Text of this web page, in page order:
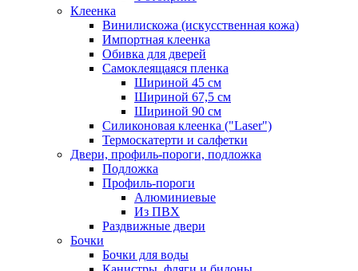
Клеенка
Винилискожа (искусственная кожа)
Импортная клеенка
Обивка для дверей
Самоклеящаяся пленка
Шириной 45 см
Шириной 67,5 см
Шириной 90 см
Силиконовая клеенка ("Laser")
Термоскатерти и салфетки
Двери, профиль-пороги, подложка
Подложка
Профиль-пороги
Алюминиевые
Из ПВХ
Раздвижные двери
Бочки
Бочки для воды